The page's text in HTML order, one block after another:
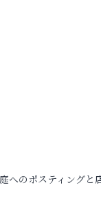
へのポスティングと